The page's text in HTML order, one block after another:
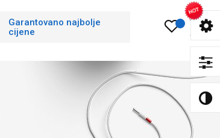
Garantovano najbolje
cijene
0